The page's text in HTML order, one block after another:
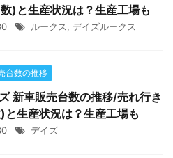
)と生産状況は？生産工場も
ルークス, デイズルークス
台数の推移
新車販売台数の推移/売れ行き
と生産状況は？生産工場も
デイズ